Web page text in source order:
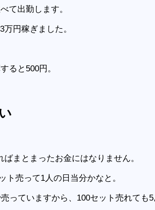
て出勤します。
円稼ぎました。
ると500円。
まとまったお金にはなりません。
ト売って1人の日当分かなと。
っていますから、100セット売れても